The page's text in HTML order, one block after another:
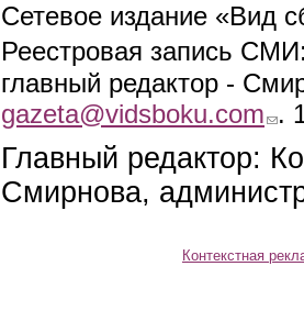
Сетевое издание «Вид
Реестровая запись
главный редактор -
gazeta@vidsboku.com (link
.
Главный редактор:
Смирнова,
Контекстная